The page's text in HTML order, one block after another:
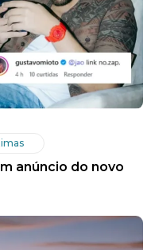
anúncio do novo